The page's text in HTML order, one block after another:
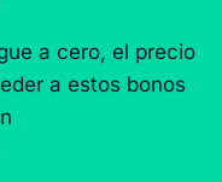
a cero, el precio
a estos bonos